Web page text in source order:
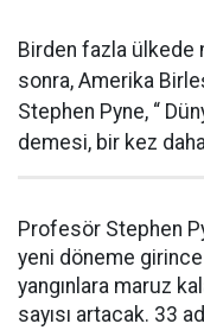
Birden fazla ülkede
sonra, Amerika
Stephen Pyne, “
demesi, bir kez daha
Profesör Stephen
yeni döneme
yangınlara maruz
sayısı artacak. 33